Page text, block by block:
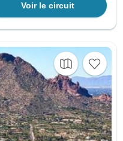
Voir le circuit